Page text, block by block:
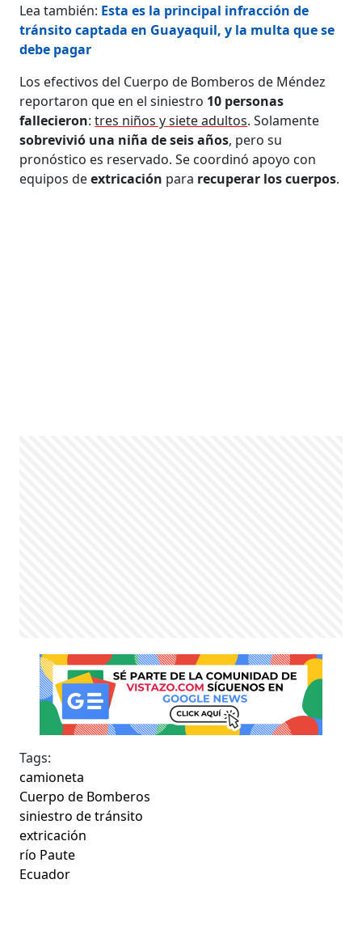
Lea también: Esta es la principal infracción de
tránsito captada en Guayaquil, y la multa que se
debe pagar
Los efectivos del Cuerpo de Bomberos de Méndez
reportaron que en el siniestro 10 personas
fallecieron:tres niños y siete adultos. Solamente
sobrevivió una niña de seis años, pero su
pronóstico es reservado. Se coordinó apoyo con
equipos deextricación para recuperar los cuerpos.
Tags:
camioneta
Cuerpo de Bomberos
siniestro de tránsito
extricación
río Paute
Ecuador